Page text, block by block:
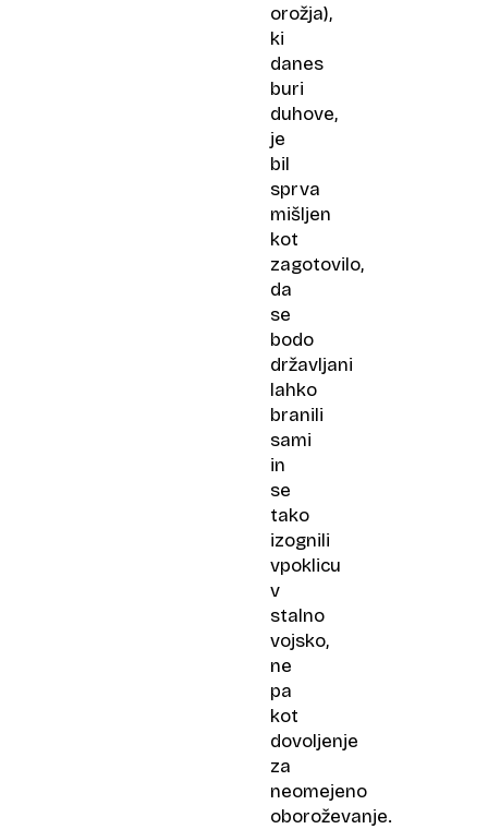
orožja),
ki
danes
buri
duhove,
je
bil
sprva
mišljen
kot
zagotovilo,
da
se
bodo
državljani
lahko
branili
sami
in
se
tako
izognili
vpoklicu
v
stalno
vojsko,
ne
pa
kot
dovoljenje
za
neomejeno
oboroževanje.